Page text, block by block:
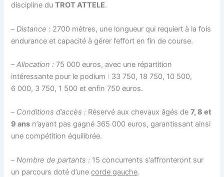
discipline duTROT ATTELE.
– Distance : 2700 mètres, une longueur qui requiert à la fois
endurance et capacité à gérer l’effort en fin de course.
–Allocation : 75 000 euros, avec une répartition
intéressante pour le podium : 33 750, 18 750, 10 500,
6 000, 3 750, 1 500 et enfin 750 euros.
– Conditions d’accès : Réservé aux chevaux âgés de7, 8 et
9 ans n’ayant pas gagné 365 000 euros, garantissant ainsi
une compétition équilibrée.
– Nombre de partants : 15 concurrents s’affronteront sur
un parcours doté d’unecorde gauche.